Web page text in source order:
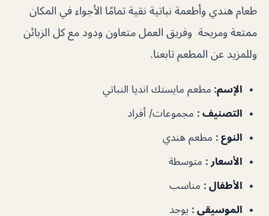
طعام هندي وأطعمة نباتية نقية تمامًا الأجواء في المكان
ممتعة ومريحة وفريق العمل متعاون ودود مع كل الزبائن
وللمزيد عن المطعم تابعنا.
الإسم: مطعم مايستك انديا النباتي
التصنيف : مجموعات/ أفراد
النوع : مطعم هندي
الأسعار : متوسطة
الأطفال : مناسب
الموسيقى : يوجد